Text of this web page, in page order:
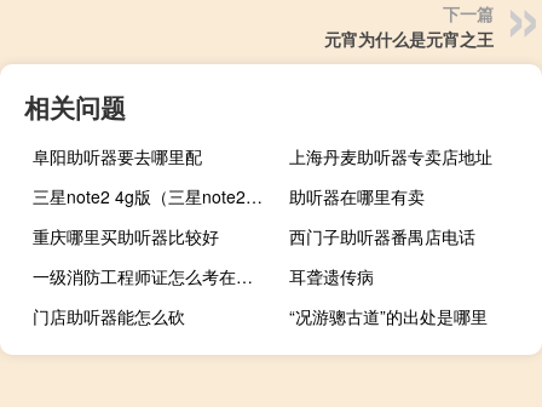
下一篇
元宵为什么是元宵之王
相关问题
阜阳助听器要去哪里配
上海丹麦助听器专卖店地址
三星note2 4g版（三星note2怎么样）
助听器在哪里有卖
重庆哪里买助听器比较好
西门子助听器番禺店电话
一级消防工程师证怎么考在哪考
耳聋遗传病
门店助听器能怎么砍
“况游骢古道”的出处是哪里